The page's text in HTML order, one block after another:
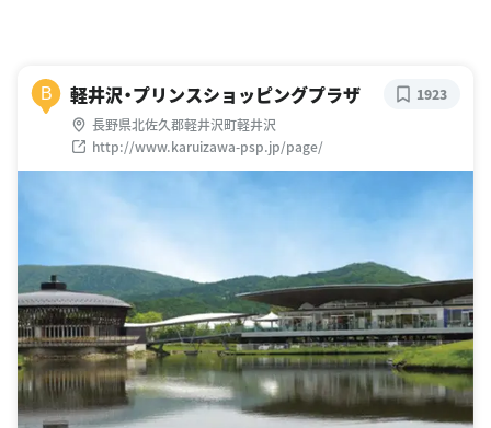
B 軽井沢・プリンスショッピングプラザ
長野県北佐久郡軽井沢町軽井沢
http://www.karuizawa-psp.jp/page/
1923